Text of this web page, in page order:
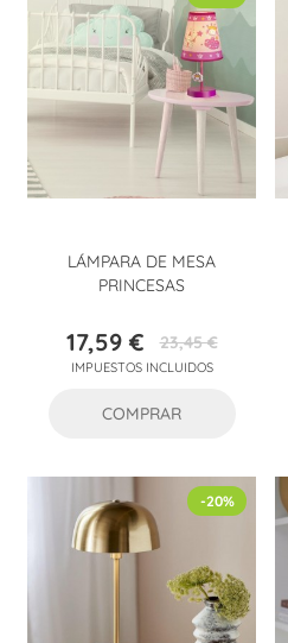
LÁMPARA DE MESA
PRINCESAS
Precio
17,59 €Precio
base
23,45 €
IMPUESTOS INCLUIDOS
COMPRAR
-20%